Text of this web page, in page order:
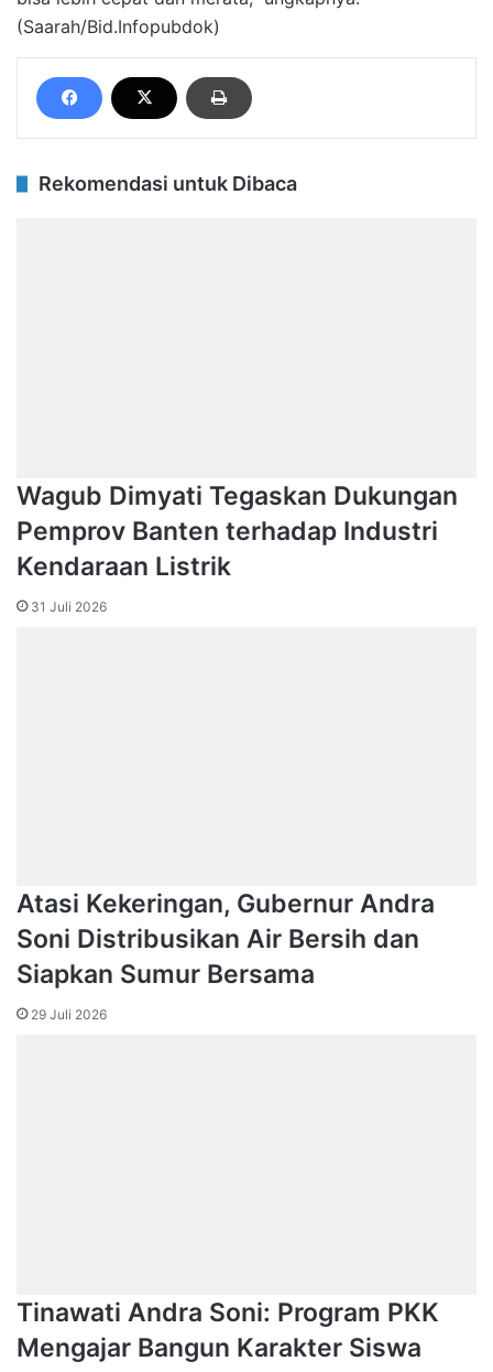
(Saarah/Bid.Infopubdok)
Rekomendasi untuk Dibaca
Wagub Dimyati Tegaskan Dukungan
Pemprov Banten terhadap Industri
Kendaraan Listrik
31 Juli 2026
Atasi Kekeringan, Gubernur Andra
Soni Distribusikan Air Bersih dan
Siapkan Sumur Bersama
29 Juli 2026
Tinawati Andra Soni: Program PKK
Mengajar Bangun Karakter Siswa